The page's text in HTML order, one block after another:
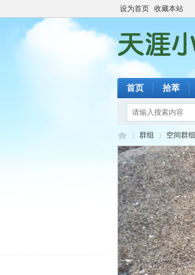
设为首页 收藏本站
首页 拾萃
天 ›
群组
›
空间群组